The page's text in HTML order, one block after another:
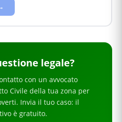
legale?
con un avvocato
Civiledella tua zona per
. Invia il tuo caso: il
è gratuito.